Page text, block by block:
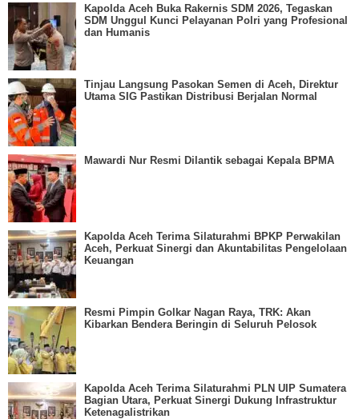
Kapolda Aceh Buka Rakernis SDM 2026, Tegaskan
SDM Unggul Kunci Pelayanan Polri yang Profesional
dan Humanis
Tinjau Langsung Pasokan Semen di Aceh, Direktur
Utama SIG Pastikan Distribusi Berjalan Normal
Mawardi Nur Resmi Dilantik sebagai Kepala BPMA
Kapolda Aceh Terima Silaturahmi BPKP Perwakilan
Aceh, Perkuat Sinergi dan Akuntabilitas Pengelolaan
Keuangan
Resmi Pimpin Golkar Nagan Raya, TRK: Akan
Kibarkan Bendera Beringin di Seluruh Pelosok
Kapolda Aceh Terima Silaturahmi PLN UIP Sumatera
Bagian Utara, Perkuat Sinergi Dukung Infrastruktur
Ketenagalistrikan